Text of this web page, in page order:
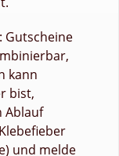
Gutscheine
kann
bist,
Ablauf
und melde